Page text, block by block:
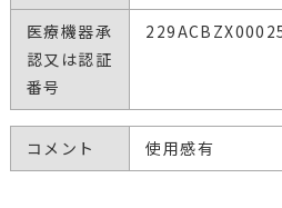
医療機器承
認又は認証
番号
コメント 使用感有